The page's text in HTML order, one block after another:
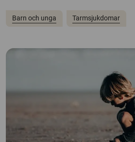
Barn och unga Tarmsjukdomar